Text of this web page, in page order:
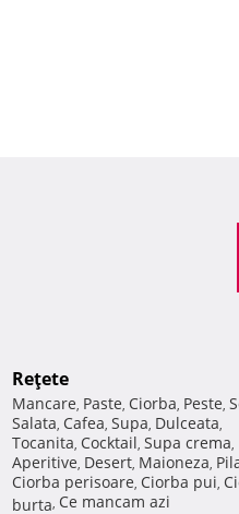
Reţete
Mancare, Paste, Ciorba, Peste,
Salata, Cafea, Supa, Dulceata,
Tocanita, Cocktail, Supa crema,
Aperitive, Desert, Maioneza,
Ciorba perisoare, Ciorba pui,
burta, Ce mancam azi